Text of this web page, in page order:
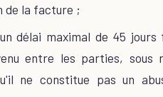
de la facture ;
délai maximal de 45
entre les parties, sous
ne constitue pas un